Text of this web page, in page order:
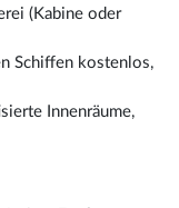
(Kabine oder
Schiffen kostenlos,
Innenräume,